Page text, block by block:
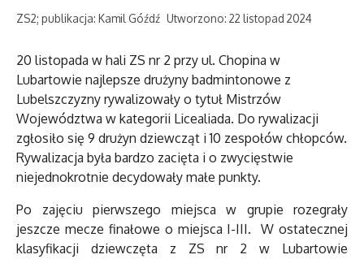
ZS2; publikacja: Kamil Góźdź Utworzono: 22 listopad 2024
20 listopada w hali ZS nr 2 przy ul. Chopina w
Lubartowie najlepsze drużyny badmintonowe z
Lubelszczyzny rywalizowały o tytuł Mistrzów
Województwa w kategorii Licealiada. Do rywalizacji
zgłosiło się 9 drużyn dziewcząt i 10 zespołów chłopców.
Rywalizacja była bardzo zacięta i o zwycięstwie
niejednokrotnie decydowały małe punkty.
Po zajęciu pierwszego miejsca w grupie rozegrały
jeszcze mecze finałowe o miejsca I-III. W ostatecznej
klasyfikacji dziewczęta z ZS nr 2 w Lubartowie